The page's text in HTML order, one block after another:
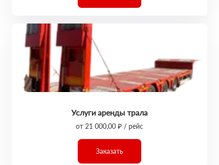
Услуги аренды трала
от 21 000,00 ₽ / рейс
Заказать